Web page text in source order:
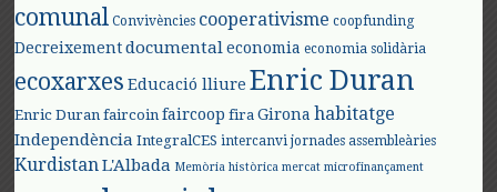
comunal Convivències cooperativisme coopfunding
Decreixement documental economia economia solidària
ecoxarxes Educació lliure Enric Duran
Enric Duran faircoin faircoop fira Girona habitatge
Independència IntegralCES intercanvi jornades assembleàries
KurdistanL'Albada Memòria històrica mercat microfinançament